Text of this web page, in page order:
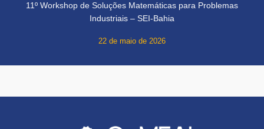
11º Workshop de Soluções Matemáticas para Problemas
Industriais – SEI-Bahia
22 de maio de 2026